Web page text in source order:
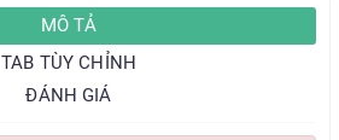
MÔ TẢ
TAB TÙY CHỈNH
ĐÁNH GIÁ